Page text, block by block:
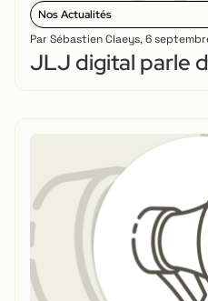
Nos Actualités
Par Sébastien Claeys,6
JLJ digital parle